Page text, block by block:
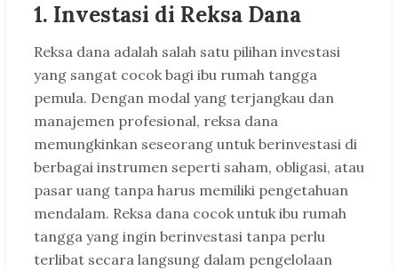
1. Investasi di Reksa Dana
Reksa dana adalah salah satu pilihan investasi
yang sangat cocok bagi ibu rumah tangga
pemula. Dengan modal yang terjangkau dan
manajemen profesional, reksa dana
memungkinkan seseorang untuk berinvestasi di
berbagai instrumen seperti saham, obligasi, atau
pasar uang tanpa harus memiliki pengetahuan
mendalam. Reksa dana cocok untuk ibu rumah
tangga yang ingin berinvestasi tanpa perlu
terlibat secara langsung dalam pengelolaan